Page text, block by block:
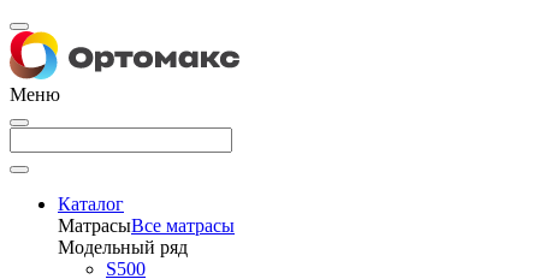
Меню
Каталог
МатрасыВсе матрасы
Модельный ряд
S500